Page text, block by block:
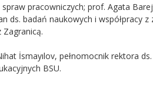
pracowniczych; prof. Agata
ds. badań naukowych i współpracy z
Zagranicą.
İsmayılov, pełnomocnik rektora ds.
BSU.